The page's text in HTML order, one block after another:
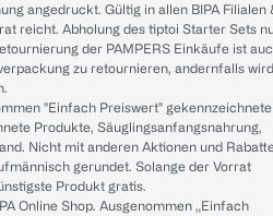
angedruckt. Gültig in allen BIPA Filialen
reicht. Abholung des tiptoi Starter Sets
der PAMPERS Einkäufe ist
zu retournieren, andernfalls wird
"Einfach Preiswert" gekennzeichnete
Produkte, Säuglingsanfangsnahrung,
Nicht mit anderen Aktionen und
gerundet. Solange der Vorrat
Produkt gratis.
Online Shop. Ausgenommen „Einfach